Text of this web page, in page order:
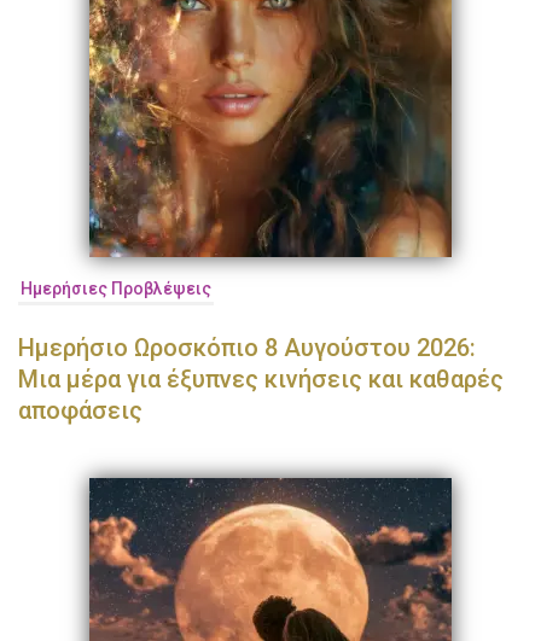
Ημερήσιες Προβλέψεις
Ημερήσιο Ωροσκόπιο 8 Αυγούστου 2026:
Μια μέρα για έξυπνες κινήσεις και καθαρές
αποφάσεις